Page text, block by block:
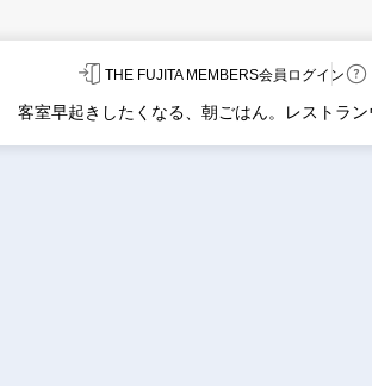
THE FUJITA MEMBERS会員ログイン
客室早起きしたくなる、朝ごはん。 レストラン